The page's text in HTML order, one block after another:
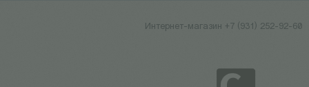
Интернет-магазин +7 (931) 252-92-60